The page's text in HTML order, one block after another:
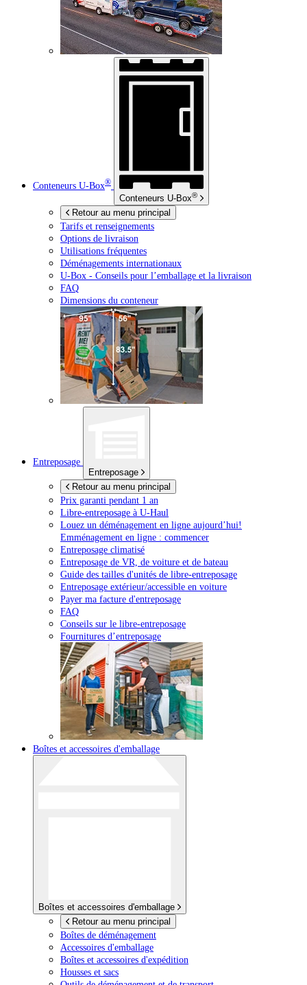
Conteneurs U-Box®
Conteneurs U-Box®
Retour au menu principal
Tarifs et renseignements
Options de livraison
Utilisations fréquentes
Déménagements internationaux
U-Box - Conseils pour l’emballage et la livraison
FAQ
Dimensions du conteneur
Entreposage
Entreposage
Retour au menu principal
Prix garanti pendant 1 an
Libre-entreposage à U-Haul
Louez un déménagement en ligne aujourd’hui!
Emménagement en ligne : commencer
Entreposage climatisé
Entreposage de VR, de voiture et de bateau
Guide des tailles d'unités de libre-entreposage
Entreposage extérieur/accessible en voiture
Payer ma facture d'entreposage
FAQ
Conseils sur le libre-entreposage
Fournitures d’entreposage
Boîtes et accessoires d'emballage
Boîtes et accessoires d'emballage
Retour au menu principal
Boîtes de déménagement
Accessoires d'emballage
Boîtes et accessoires d'expédition
Housses et sacs